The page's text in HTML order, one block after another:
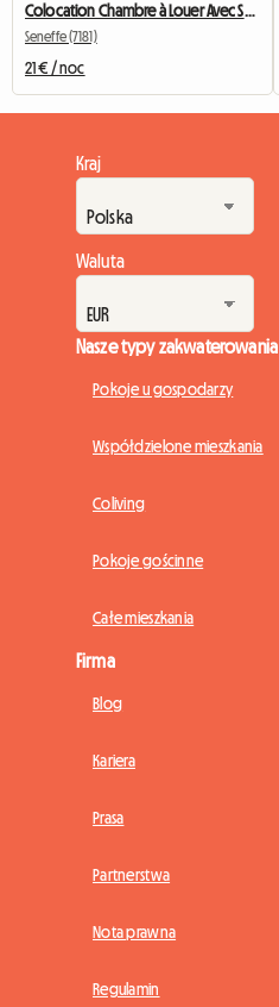
Seneffe (7181)
21 € / noc
Kraj
Waluta
Nasze typy zakwaterowania
Pokoje u gospodarzy
Współdzielone mieszkania
Coliving
Pokoje gościnne
Całe mieszkania
Firma
Blog
Kariera
Prasa
Partnerstwa
Nota prawna
Regulamin